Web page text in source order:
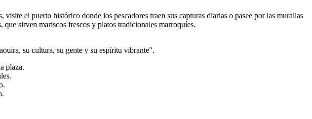
el puerto histórico donde los pescadores traen sus capturas diarias o pasee por las murallas
sirven mariscos frescos y platos tradicionales marroquíes.
su cultura, su gente y su espíritu vibrante".
plaza.